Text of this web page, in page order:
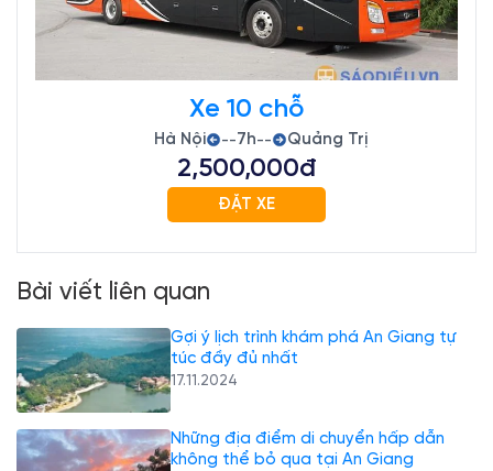
Xe 10 chỗ
Hà Nội --7h-- Quảng Trị
2,500,000đ
ĐẶT XE
Bài viết liên quan
Gợi ý lịch trình khám phá An Giang tự
túc đầy đủ nhất
17.11.2024
Những địa điểm di chuyển hấp dẫn
không thể bỏ qua tại An Giang